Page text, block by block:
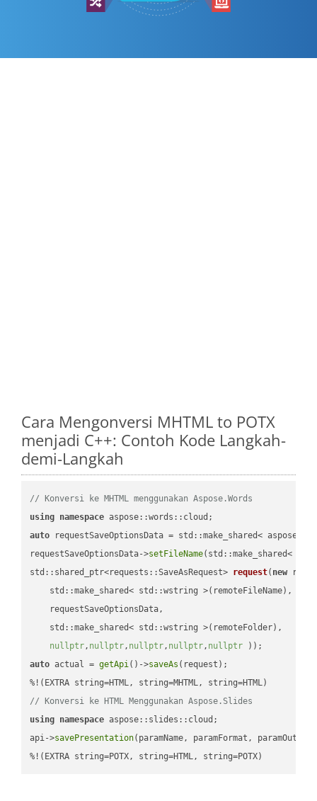
Cara Mengonversi MHTML to POTX
menjadi C++: Contoh Kode Langkah-
demi-Langkah
// Konversi ke MHTML menggunakan Aspose.Words
using namespace
auto requestSaveOptionsData = std::make_shared<
requestSaveOptionsData->setFileName(std::make_shared<
std::shared_ptr<requests::SaveAsRequest> request( new
    std::make_shared< std::wstring >(remoteFileName),
    requestSaveOptionsData,
    std::make_shared< std::wstring >(remoteFolder),
nullptr, nullptr, nullptr, nullptr, nullptr ))
auto actual = getApi()->saveAs (request);
// Konversi ke HTML Menggunakan Aspose.Slides
using namespace aspose::slides::cloud;
api->savePresentation(paramName, paramFormat,
%!(EXTRA string=POTX, string=HTML, string=POTX)